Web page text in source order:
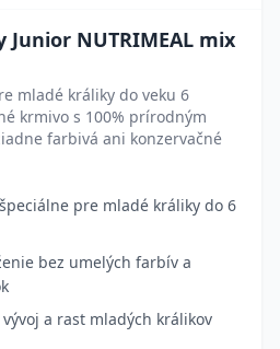
NUTRIMEAL mix
mladé králiky do veku 6
krmivo s 100% prírodným
farbivá ani konzervačné
pre mladé králiky do 6
bez umelých farbív a
a rast mladých králikov